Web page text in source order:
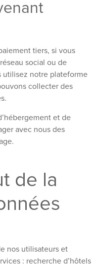
tiers, si vous
social ou de
utilisez notre plateforme
collecter des
et de
avec nous des
de la
nos utilisateurs et
: recherche d’hôtels